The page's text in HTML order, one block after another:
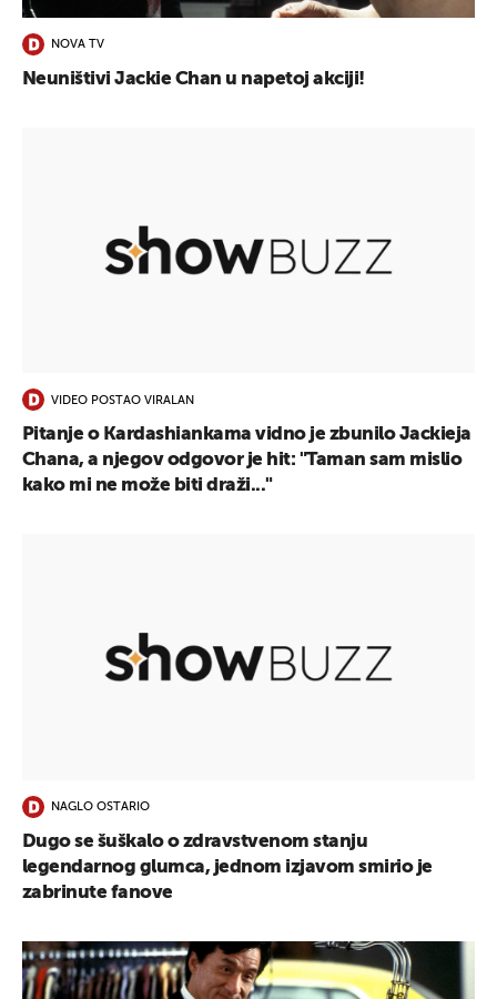
NOVA TV
Neuništivi Jackie Chan u napetoj akciji!
VIDEO POSTAO VIRALAN
Pitanje o Kardashiankama vidno je zbunilo Jackieja
Chana, a njegov odgovor je hit: "Taman sam mislio
kako mi ne može biti draži..."
NAGLO OSTARIO
Dugo se šuškalo o zdravstvenom stanju
legendarnog glumca, jednom izjavom smirio je
zabrinute fanove